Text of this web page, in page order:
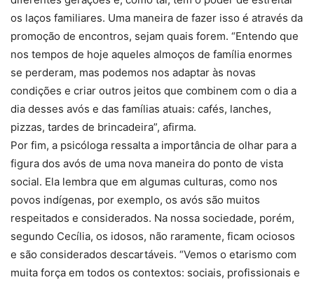
os laços familiares. Uma maneira de fazer isso é através da
promoção de encontros, sejam quais forem. “Entendo que
nos tempos de hoje aqueles almoços de família enormes
se perderam, mas podemos nos adaptar às novas
condições e criar outros jeitos que combinem com o dia a
dia desses avós e das famílias atuais: cafés, lanches,
pizzas, tardes de brincadeira”, afirma.
Por fim, a psicóloga ressalta a importância de olhar para a
figura dos avós de uma nova maneira do ponto de vista
social. Ela lembra que em algumas culturas, como nos
povos indígenas, por exemplo, os avós são muitos
respeitados e considerados. Na nossa sociedade, porém,
segundo Cecília, os idosos, não raramente, ficam ociosos
e são considerados descartáveis. “Vemos o etarismo com
muita força em todos os contextos: sociais, profissionais e